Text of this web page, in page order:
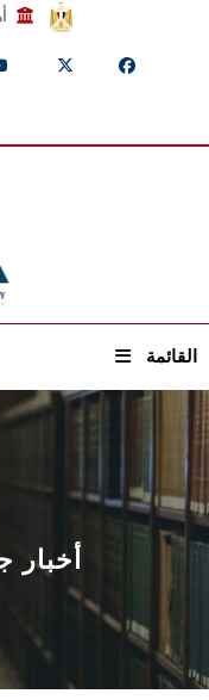
القائمة